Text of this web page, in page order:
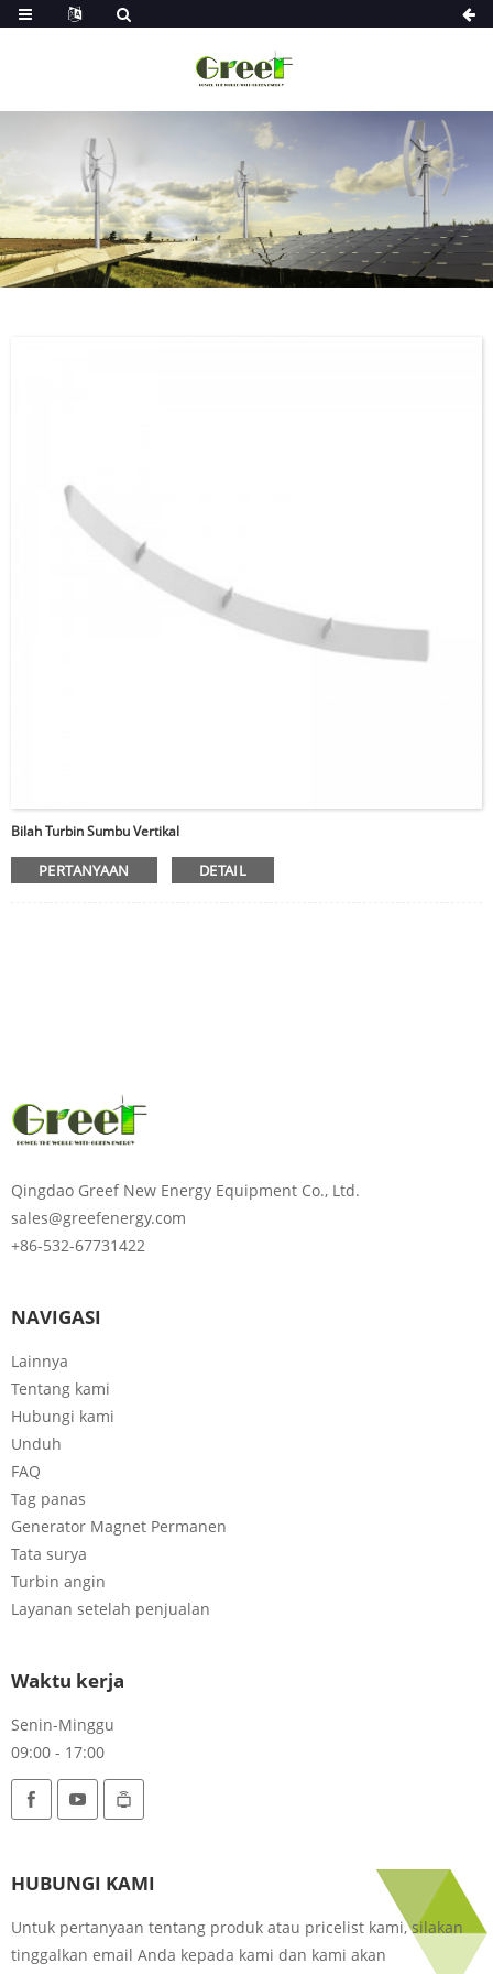
Bilah Turbin Sumbu Vertikal
PERTANYAAN DETAIL
Qingdao Greef New Energy Equipment Co., Ltd.
sales@greefenergy.com
+86-532-67731422
NAVIGASI
Lainnya
Tentang kami
Hubungi kami
Unduh
FAQ
Tag panas
Generator Magnet Permanen
Tata surya
Turbin angin
Layanan setelah penjualan
Waktu kerja
Senin-Minggu
09:00 - 17:00
HUBUNGI KAMI
Untuk pertanyaan tentang produk atau pricelist kami, silakan
tinggalkan email Anda kepada kami dan kami akan